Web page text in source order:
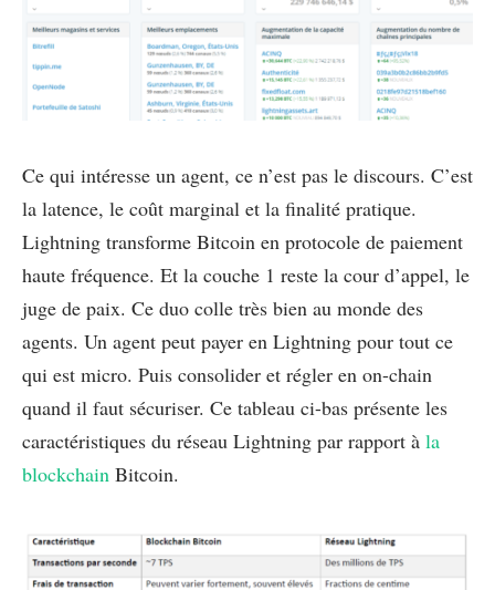
Ce qui intéresse un agent, ce n’est pas le discours. C’est
la latence, le coût marginal et la finalité pratique.
Lightning transforme Bitcoin en protocole de paiement
haute fréquence. Et la couche 1 reste la cour d’appel, le
juge de paix. Ce duo colle très bien au monde des
agents. Un agent peut payer en Lightning pour tout ce
qui est micro. Puis consolider et régler en on-chain
quand il faut sécuriser. Ce tableau ci-bas présente les
caractéristiques du réseau Lightning par rapport à la
blockchain Bitcoin.